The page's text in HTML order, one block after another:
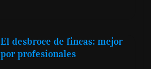
El desbroce de fincas: mejor
por profesionales